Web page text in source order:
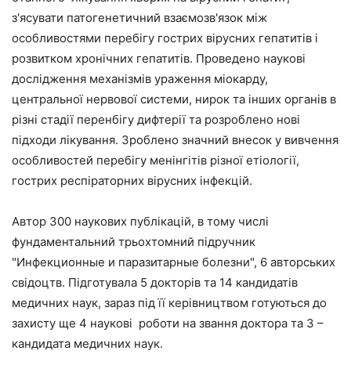
з'ясувати патогенетичний взаємозв'язок між
особливостями перебігу гострих вірусних гепатитів і
розвитком хронічних гепатитів. Проведено наукові
дослідження механізмів ураження міокарду,
центральної нервової системи, нирок та інших органів в
різні стадії перенбігу дифтерії та розроблено нові
підходи лікування. Зроблено значний внесок у вивчення
особливостей перебігу менінгітів різної етіології,
гострих респіраторних вірусних інфекцій.
Автор 300 наукових публікацій, в тому числі
фундаментальний трьохтомний підручник
"Инфекционные и паразитарные болезни", 6 авторських
свідоцтв. Підготувала 5 докторів та 14 кандидатів
медичних наук, зараз під її керівництвом готуються до
захисту ще 4 наукові роботи на звання доктора та 3 –
кандидата медичних наук.